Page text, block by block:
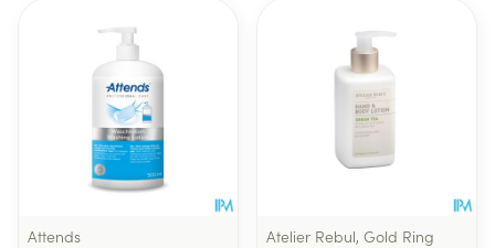
Attends
Atelier Rebul, Gold Ring